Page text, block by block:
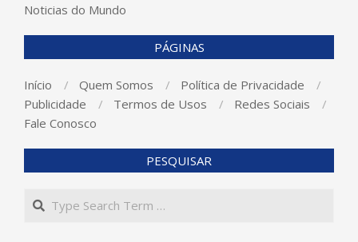
Noticias do Mundo
PÁGINAS
Início Quem Somos
Política de Privacidade
Publicidade
Termos de Usos
Redes Sociais
Fale Conosco
PESQUISAR
Search